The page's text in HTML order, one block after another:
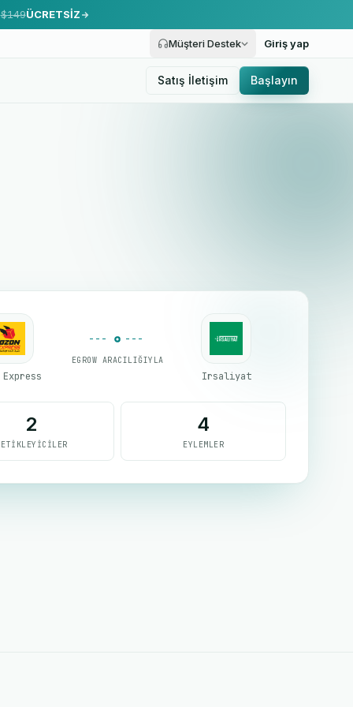
$149ÜCRETSİZ
Müşteri Destek Giriş yap
Satış İletişim Başlayın
Express
EGROW ARACILIĞIYLA
Irsaliyat
2 4
EYLEMLER